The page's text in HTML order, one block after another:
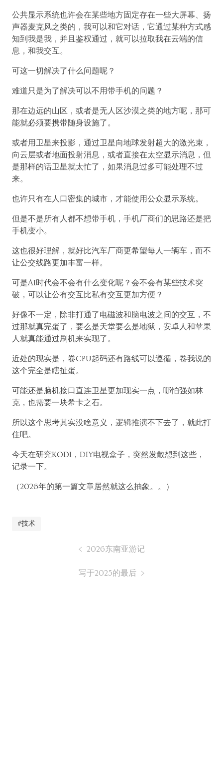
公共显示系统也许会在某些地方固定存在一些大屏幕、扬
声器麦克风之类的，我可以和它对话，它通过某种方式感
知到我是我，并且鉴权通过，就可以拉取我在云端的信
息，和我交互。
可这一切解决了什么问题呢？
难道只是为了解决可以不用带手机的问题？
那在边远的山区，或者是无人区沙漠之类的地方呢，那可
能就必须要携带随身设施了。
或者用卫星来投影，通过卫星向地球发射超大的激光束，
向云层或者地面投射消息，或者直接在太空显示消息，但
是那样的话卫星就太忙了，如果消息过多可能处理不过
来。
也许只有在人口密集的城市，才能使用公众显示系统。
但是不是所有人都不想带手机，手机厂商们的思路还是把
手机变小。
这也很好理解，就好比汽车厂商更希望每人一辆车，而不
让公交线路更加丰富一样。
可是AI时代会不会有什么变化呢？会不会有某些技术突
破，可以让公有交互比私有交互更加方便？
好像不一定，除非打通了电磁波和脑电波之间的交互，不
过那就真完蛋了，要么是天堂要么是地狱，安卓人和苹果
人就真能通过刷机来实现了。
近处的现实是，卷CPU起码还有路线可以遵循，卷我说的
这个完全是瞎扯蛋。
可能还是脑机接口直连卫星更加现实一点，哪怕强如林
克，也需要一块希卡之石。
所以这个思考其实没啥意义，逻辑推演不下去了，就此打
住吧。
今天在研究KODI，DIY电视盒子，突然发散想到这些，
记录一下。
（2026年的第一篇文章居然就这么抽象。。）
#技术
2026东南亚游记
写于2025的最后